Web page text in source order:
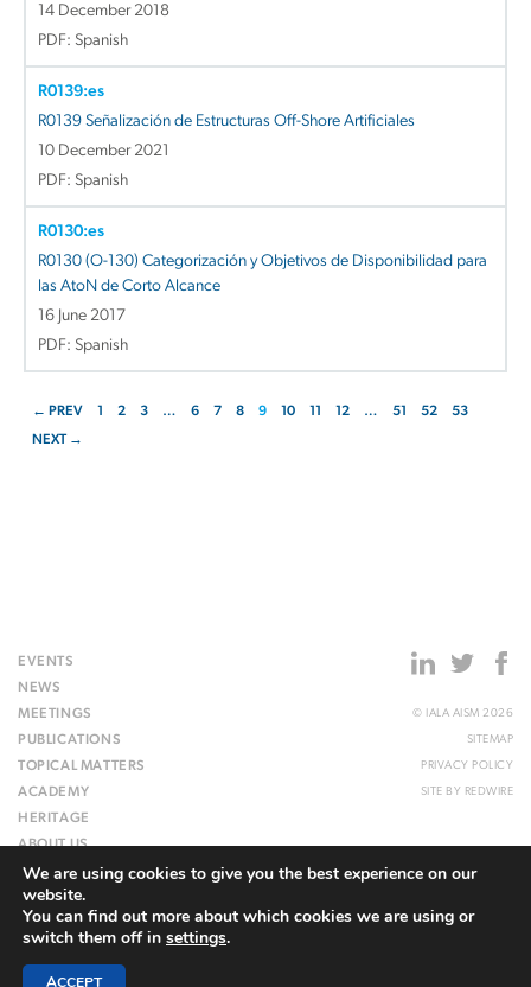
14 December 2018
PDF: Spanish
R0139:es
R0139 Señalización de Estructuras Off-Shore Artificiales
10 December 2021
PDF: Spanish
R0130:es
R0130 (O-130) Categorización y Objetivos de Disponibilidad para
las AtoN de Corto Alcance
16 June 2017
PDF: Spanish
← PREV 1 2 3 … 6 7 8 9 10 11 12 … 51 52
53
NEXT →
EVENTS
NEWS
MEETINGS
PUBLICATIONS
TOPICAL MATTERS
ACADEMY
HERITAGE
ABOUT US
WEBSITE
© IALA AISM 2026
SITEMAP
PRIVACY POLICY
SITE BY REDWIRE
We are using cookies to give you the best experience on our
website.
You can find out more about which cookies we are using or
switch them off in settings.
ACCEPT